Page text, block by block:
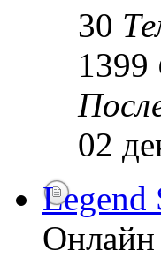
30
1399
02
Legend
Онлайн